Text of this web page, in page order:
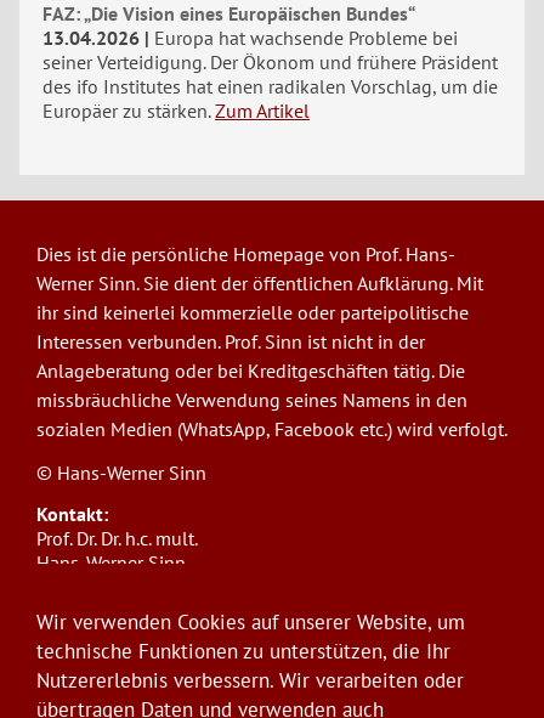
FAZ: „Die Vision eines Europäischen Bundes“
13.04.2026
Europa hat wachsende Probleme bei
seiner Verteidigung. Der Ökonom und frühere Präsident
des ifo Institutes hat einen radikalen Vorschlag, um die
Europäer zu stärken. Zum Artikel
Dies ist die persönliche Homepage von Prof. Hans-
Werner Sinn. Sie dient der öffentlichen Aufklärung. Mit
ihr sind keinerlei kommerzielle oder parteipolitische
Interessen verbunden. Prof. Sinn ist nicht in der
Anlageberatung oder bei Kreditgeschäften tätig. Die
missbräuchliche Verwendung seines Namens in den
sozialen Medien (WhatsApp, Facebook etc.) wird verfolgt.
© Hans-Werner Sinn
Kontakt:
Prof. Dr. Dr. h.c. mult.
Hans-Werner Sinn,
ifo Institut
Poschingerstr. 5, 81679 München
Telefon: +49(0)89/9224-1276
E-Mail:sinn@ifo.de
Wir verwenden Cookies auf unserer Website, um
technische Funktionen zu unterstützen, die Ihr
Nutzererlebnis verbessern. Wir verarbeiten oder
übertragen Daten und verwenden auch